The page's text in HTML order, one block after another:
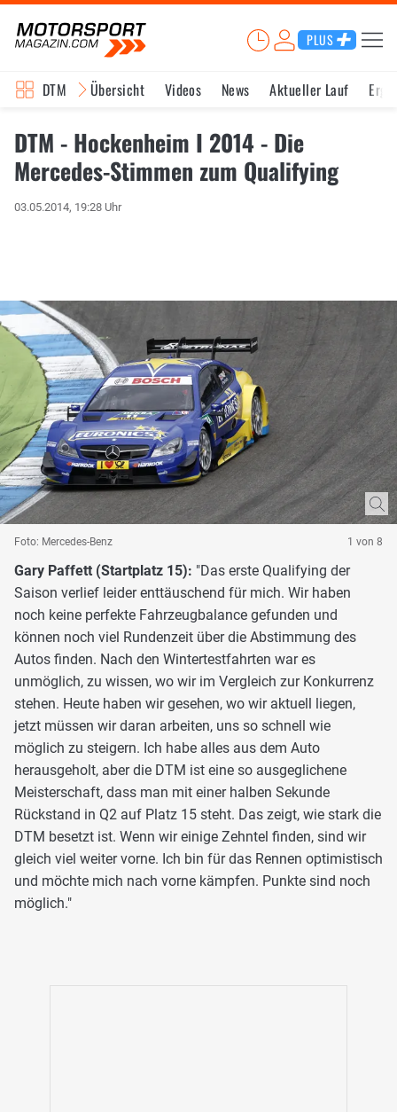
PLUS
DTM Übersicht Videos News Aktueller Lauf
DTM - Hockenheim I 2014 - Die
Mercedes-Stimmen zum Qualifying
03.05.2014, 19:28 Uhr
Foto: Mercedes-Benz 1 von 8
Gary Paffett (Startplatz 15): "Das erste Qualifying der
Saison verlief leider enttäuschend für mich. Wir haben
noch keine perfekte Fahrzeugbalance gefunden und
können noch viel Rundenzeit über die Abstimmung des
Autos finden. Nach den Wintertestfahrten war es
unmöglich, zu wissen, wo wir im Vergleich zur Konkurrenz
stehen. Heute haben wir gesehen, wo wir aktuell liegen,
jetzt müssen wir daran arbeiten, uns so schnell wie
möglich zu steigern. Ich habe alles aus dem Auto
herausgeholt, aber die DTM ist eine so ausgeglichene
Meisterschaft, dass man mit einer halben Sekunde
Rückstand in Q2 auf Platz 15 steht. Das zeigt, wie stark die
DTM besetzt ist. Wenn wir einige Zehntel finden, sind wir
gleich viel weiter vorne. Ich bin für das Rennen optimistisch
und möchte mich nach vorne kämpfen. Punkte sind noch
möglich."